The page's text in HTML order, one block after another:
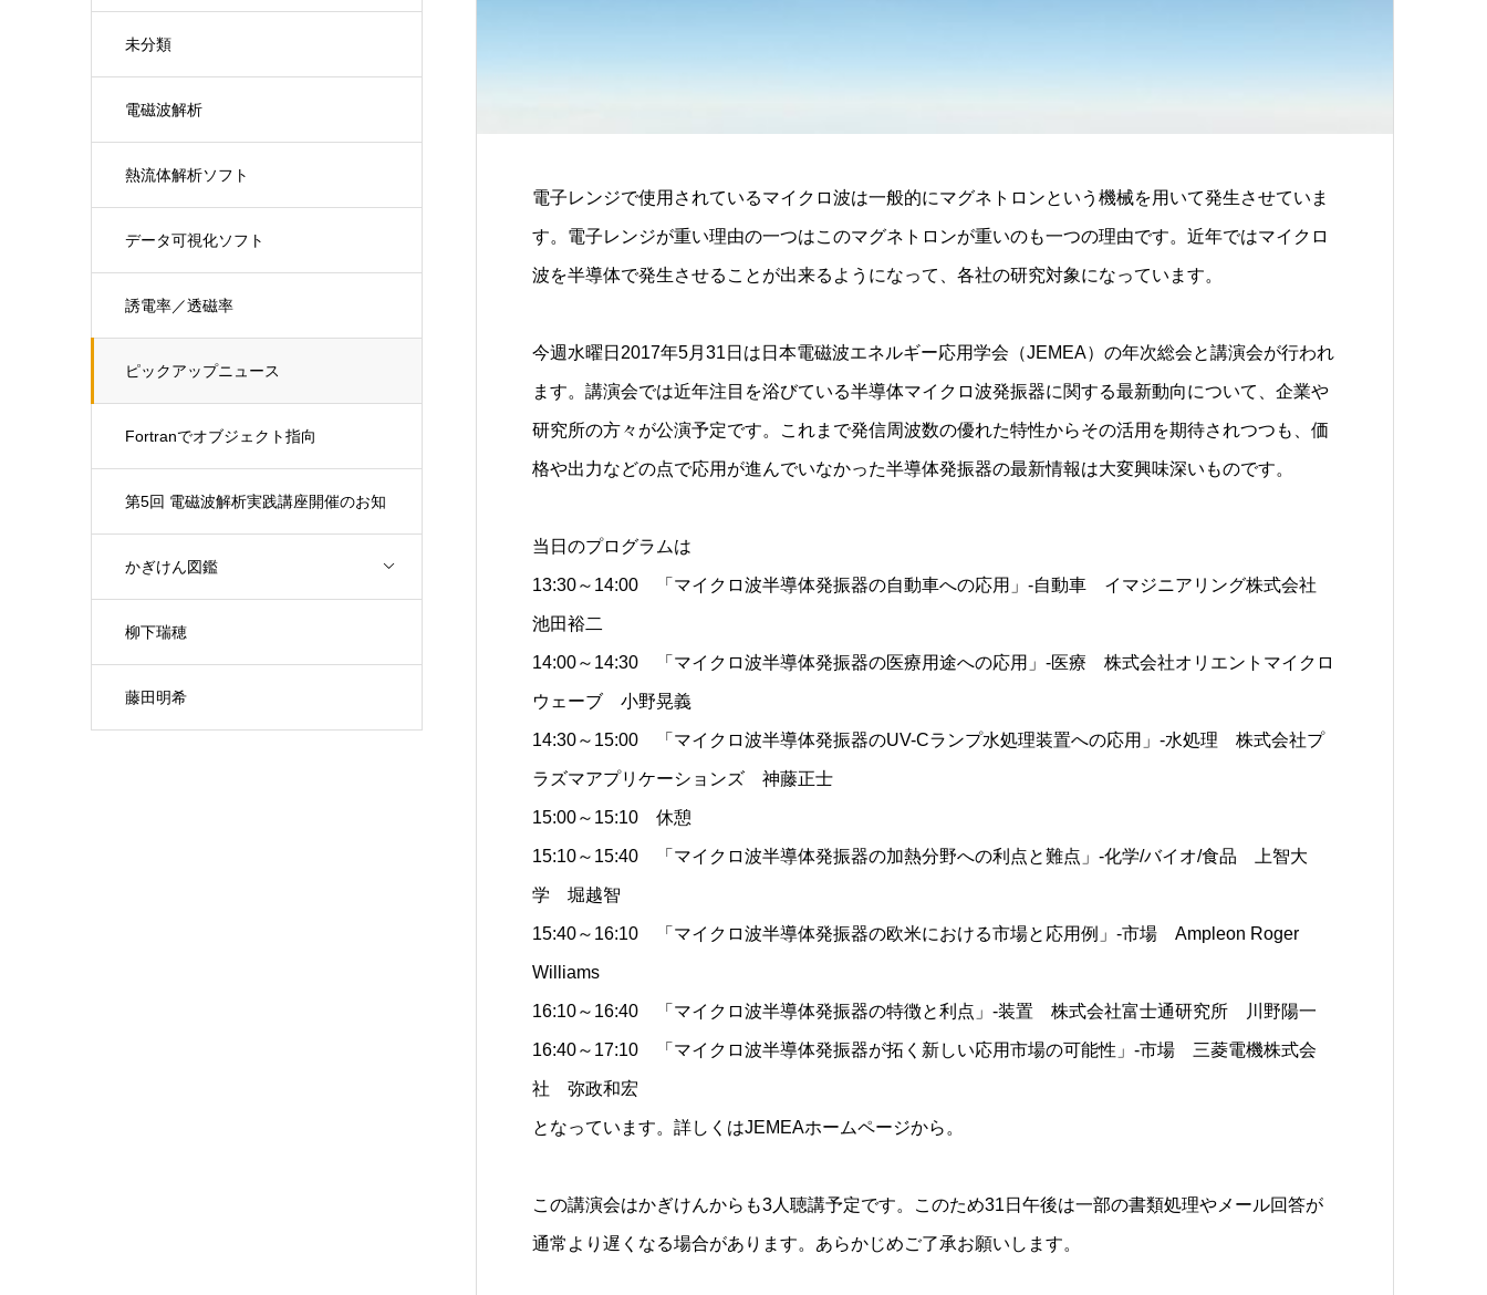
未分類
電磁波解析
熱流体解析ソフト
データ可視化ソフト
誘電率／透磁率
ピックアップニュース
Fortranでオブジェクト指向
第5回 電磁波解析実践講座開催のお知
らせ（開催日：9月30日)
かぎけん図鑑
柳下瑞穂
藤田明希
電子レンジで使用されているマイクロ波は一般的にマグネトロンという機械を用いて発生させていま
す。電子レンジが重い理由の一つはこのマグネトロンが重いのも一つの理由です。近年ではマイクロ
波を半導体で発生させることが出来るようになって、各社の研究対象になっています。
今週水曜日2017年5月31日は日本電磁波エネルギー応用学会（JEMEA）の年次総会と講演会が行われ
ます。講演会では近年注目を浴びている半導体マイクロ波発振器に関する最新動向について、企業や
研究所の方々が公演予定です。これまで発信周波数の優れた特性からその活用を期待されつつも、価
格や出力などの点で応用が進んでいなかった半導体発振器の最新情報は大変興味深いものです。
当日のプログラムは
13:30～14:00 「マイクロ波半導体発振器の自動車への応用」-自動車 イマジニアリング株式会社
池田裕二
14:00～14:30 「マイクロ波半導体発振器の医療用途への応用」-医療 株式会社オリエントマイクロ
ウェーブ 小野晃義
14:30～15:00 「マイクロ波半導体発振器のUV-Cランプ水処理装置への応用」-水処理 株式会社プ
ラズマアプリケーションズ 神藤正士
15:00～15:10 休憩
15:10～15:40 「マイクロ波半導体発振器の加熱分野への利点と難点」-化学/バイオ/食品 上智大
学 堀越智
15:40～16:10 「マイクロ波半導体発振器の欧米における市場と応用例」-市場 Ampleon Roger
Williams
16:10～16:40 「マイクロ波半導体発振器の特徴と利点」-装置 株式会社富士通研究所 川野陽一
16:40～17:10 「マイクロ波半導体発振器が拓く新しい応用市場の可能性」-市場 三菱電機株式会
社 弥政和宏
となっています。詳しくはJEMEAホームページから。
この講演会はかぎけんからも3人聴講予定です。このため31日午後は一部の書類処理やメール回答が
通常より遅くなる場合があります。あらかじめご了承お願いします。